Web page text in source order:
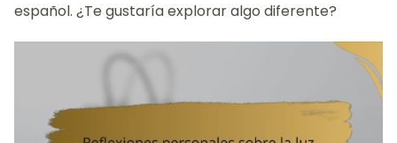
español. ¿Te gustaría explorar algo diferente?